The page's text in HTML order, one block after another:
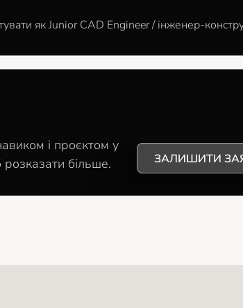
як Junior CAD Engineer / інженер-
і проєктом у
більше.
ЗАЛИШИТИ